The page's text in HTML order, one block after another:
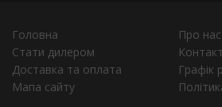
Головна
Про нас
Стати дилером
Доставка та оплата
Графік
Мапа сайту